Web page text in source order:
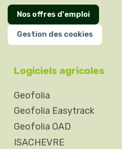
Nos offres d'emploi
Gestion des cookies
Logiciels agricoles
Geofolia
Geofolia Easytrack
Geofolia OAD
ISACHEVRE